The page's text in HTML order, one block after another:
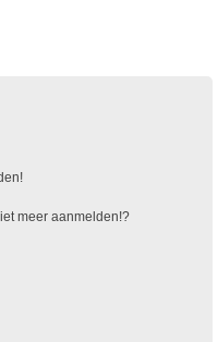
meer aanmelden!?